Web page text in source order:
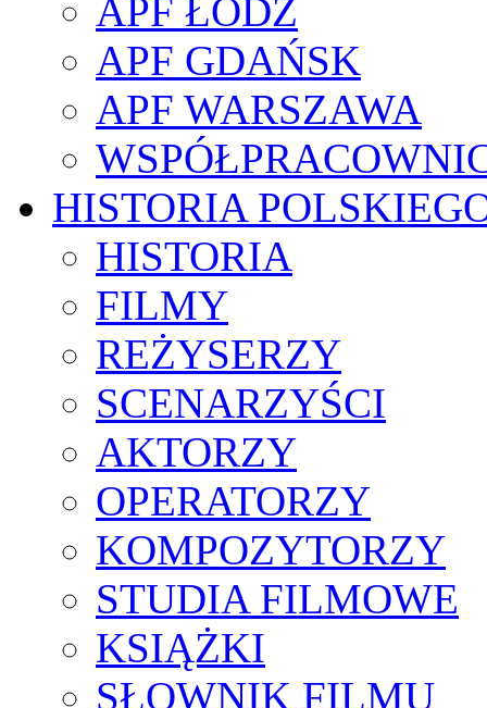
APF ŁÓDŹ
APF GDAŃSK
APF WARSZAWA
HISTORIA
HISTORIA
FILMY
REŻYSERZY
SCENARZYŚCI
AKTORZY
OPERATORZY
KOMPOZYTORZY
STUDIA FILMOWE
KSIĄŻKI
SŁOWNIK FILMU